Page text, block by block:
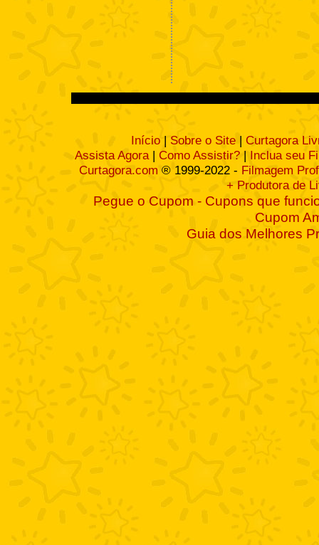
Início | Sobre o Site | Curtagora
Assista Agora| Como Assistir? | Inclua seu
Curtagora.com ® 1999-2022 - Filmagem
+ Produtora de
Pegue o Cupom - Cupons que
Cupom
Guia dos Melhores